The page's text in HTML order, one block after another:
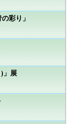
彩り」
」展